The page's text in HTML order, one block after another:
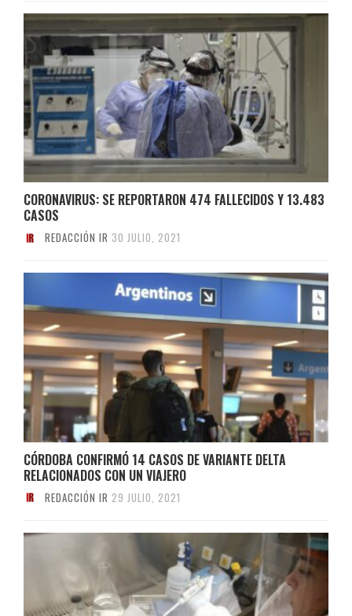
CORONAVIRUS: SE REPORTARON 474 FALLECIDOS Y 13.483
CASOS
REDACCIÓN IR 30 JULIO, 2021
CÓRDOBA CONFIRMÓ 14 CASOS DE VARIANTE DELTA
RELACIONADOS CON UN VIAJERO
REDACCIÓN IR 29 JULIO, 2021